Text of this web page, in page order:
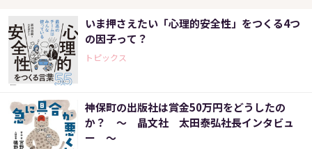
いま押さえたい「心理的安全性」をつくる4つ
の因子って？
トピックス
神保町の出版社は賞金50万円をどうしたの
か？ ～ 晶文社 太田泰弘社長インタビュ
ー ～